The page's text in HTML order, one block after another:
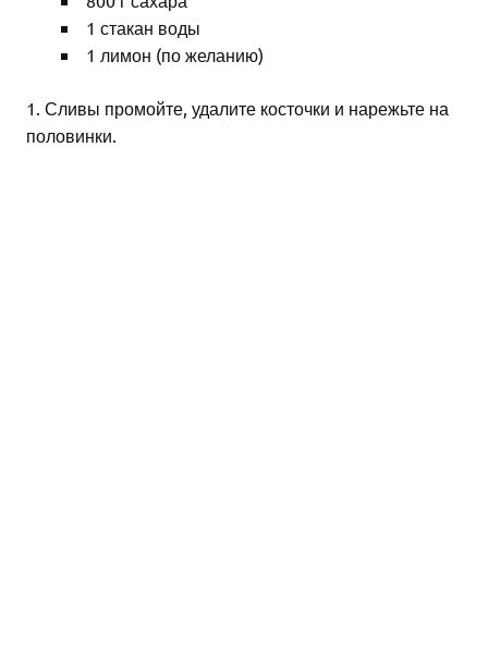
1 стакан воды
1 лимон (по желанию)
1. Сливы промойте, удалите косточки и нарежьте на
половинки.